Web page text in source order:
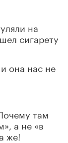
на
сигарету
она нас не
там
а не «в
же!